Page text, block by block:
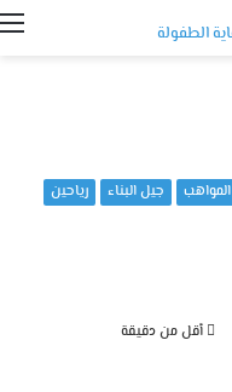
المواهب جيل البناء
رياحين
أقل من دقيقة